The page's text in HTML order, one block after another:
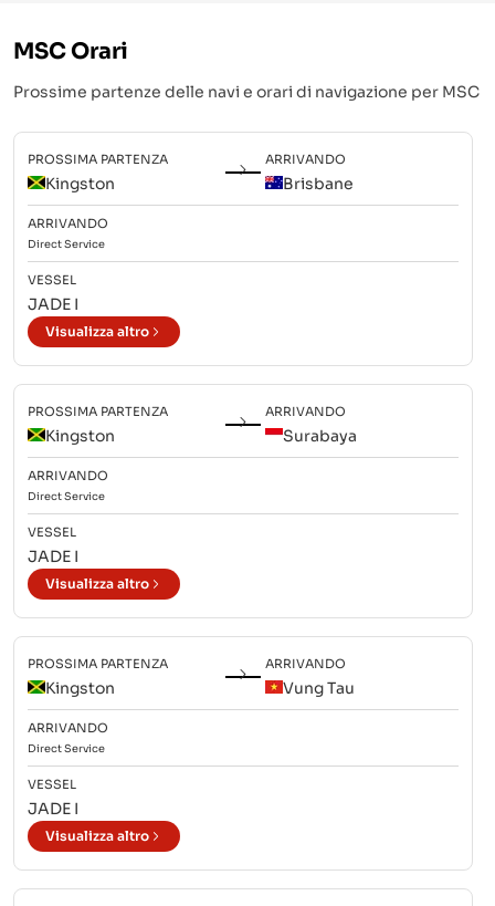
MSCOrari
Prossime partenze delle navi e orari di navigazione per MSC
PROSSIMA PARTENZA
Kingston
ARRIVANDO
Brisbane
ARRIVANDO
DirectService
VESSEL
JADE I
Visualizza altro
PROSSIMA PARTENZA
Kingston
ARRIVANDO
Surabaya
ARRIVANDO
DirectService
VESSEL
JADE I
Visualizza altro
PROSSIMA PARTENZA
Kingston
ARRIVANDO
Vung Tau
ARRIVANDO
DirectService
VESSEL
JADE I
Visualizza altro